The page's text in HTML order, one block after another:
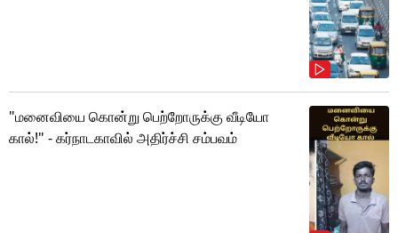
"மனைவியை கொன்று பெற்றோருக்கு வீடியோ
கால்!" - கர்நாடகாவில் அதிர்ச்சி சம்பவம்